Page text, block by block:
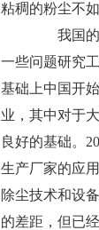
粘稠的粉尘不
我国的袋
一些问题研究
基础上中国开
业，其中对于
良好的基础。
生产厂家的应
除尘技术和设
的差距，但已